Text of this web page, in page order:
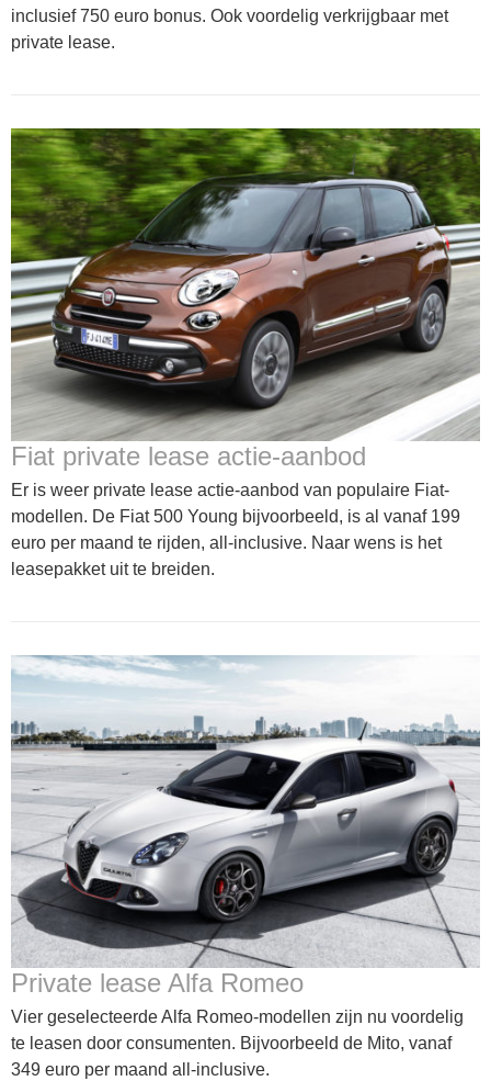
inclusief 750 euro bonus. Ook voordelig verkrijgbaar met
private lease.
Fiat private lease actie-aanbod
Er is weer private lease actie-aanbod van populaire Fiat-
modellen. De Fiat 500 Young bijvoorbeeld, is al vanaf 199
euro per maand te rijden, all-inclusive. Naar wens is het
leasepakket uit te breiden.
Private lease Alfa Romeo
Vier geselecteerde Alfa Romeo-modellen zijn nu voordelig
te leasen door consumenten. Bijvoorbeeld de Mito, vanaf
349 euro per maand all-inclusive.